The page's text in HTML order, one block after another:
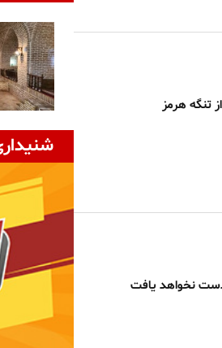
تنگه هرمز
نخواهد یافت